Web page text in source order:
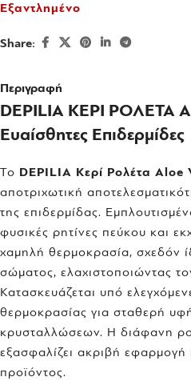
Εξαντλημένο
Share:
Περιγραφή
DEPILIA ΚΕΡΙ ΡΟΛΕΤΑ
Ευαίσθητες Επιδερμίδες
Το DEPILIA Κερί Ρολέτα Aloe
αποτριχωτική
της επιδερμίδας.
φυσικές ρητίνες πεύκου και
χαμηλή θερμοκρασία, σχεδόν
σώματος, ελαχιστοποιώντας
Κατασκευάζεται υπό
θερμοκρασίας για σταθερή
κρυσταλλώσεων. Η διάφανη
εξασφαλίζει ακριβή εφαρμογή
προϊόντος.